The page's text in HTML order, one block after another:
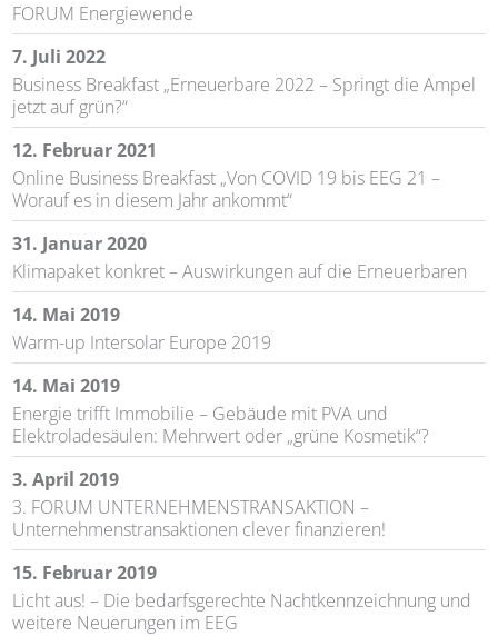
FORUM Energiewende
7. Juli 2022
Business Breakfast „Erneuerbare 2022 – Springt die Ampel
jetzt auf grün?“
12. Februar 2021
Online Business Breakfast „Von COVID 19 bis EEG 21 –
Worauf es in diesem Jahr ankommt“
31. Januar 2020
Klimapaket konkret – Auswirkungen auf die Erneuerbaren
14. Mai 2019
Warm-up Intersolar Europe 2019
14. Mai 2019
Energie trifft Immobilie – Gebäude mit PVA und
Elektroladesäulen: Mehrwert oder „grüne Kosmetik“?
3. April 2019
3. FORUM UNTERNEHMENSTRANSAKTION –
Unternehmenstransaktionen clever finanzieren!
15. Februar 2019
Licht aus! – Die bedarfsgerechte Nachtkennzeichnung und
weitere Neuerungen im EEG